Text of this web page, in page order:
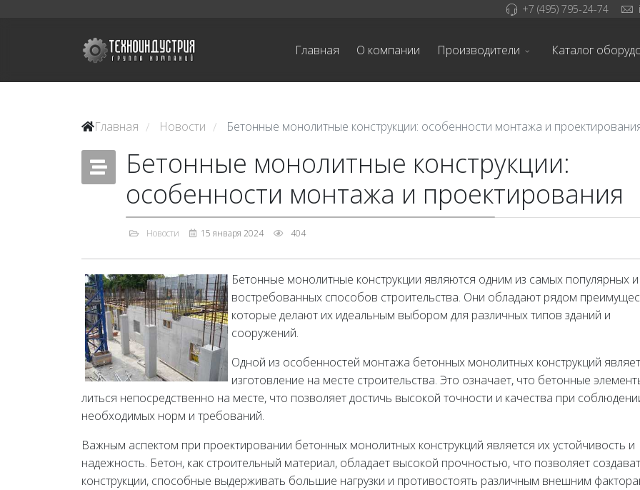
+7 (495) 795-24-74
Главная О компании Производители Каталог
Главная / Новости / Бетонные монолитные конструкции: особенности монтажа и
Бетонные монолитные конструкции:
особенности монтажа и проектирования
Новости 15 января 2024 404
Бетонные монолитные конструкции являются одним из самых популярных и
востребованных способов строительства. Они обладают рядом
которые делают их идеальным выбором для различных типов зданий и
сооружений.
Одной из особенностей монтажа бетонных монолитных конструкций
изготовление на месте строительства. Это означает, что бетонные
литься непосредственно на месте, что позволяет достичь высокой точности и качества при
необходимых норм и требований.
Важным аспектом при проектировании бетонных монолитных конструкций является их устойчивость и
надежность. Бетон, как строительный материал, обладает высокой прочностью, что позволяет
конструкции, способные выдерживать большие нагрузки и противостоять различным внешним